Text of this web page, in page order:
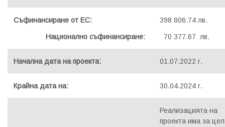
Съфинансиране от ЕС:
Национално съфинансиране:
398 806.74 лв.
70 377.67 лв.
Начална дата на проекта: 01.07.2022 г.
Крайна дата на: 30.04.2024 г.
Реализацията на
проекта има за цел